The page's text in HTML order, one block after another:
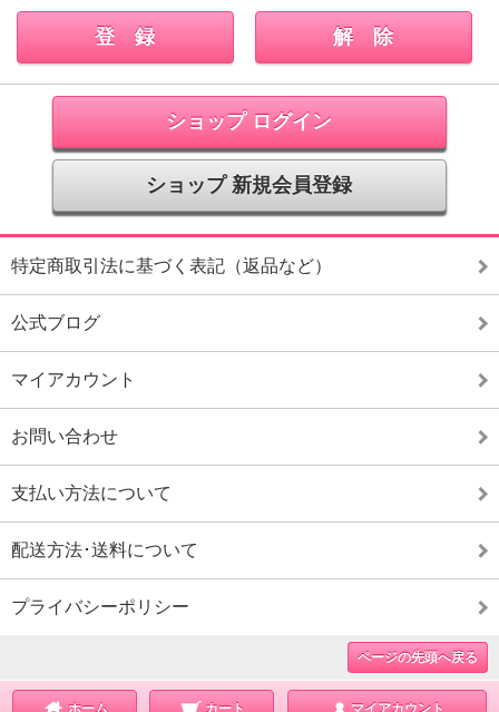
ショップ ログイン
ショップ 新規会員登録
特定商取引法に基づく表記（返品など）
公式ブログ
マイアカウント
お問い合わせ
支払い方法について
配送方法･送料について
プライバシーポリシー
ページの先頭へ戻る
ホーム カート マイアカウント